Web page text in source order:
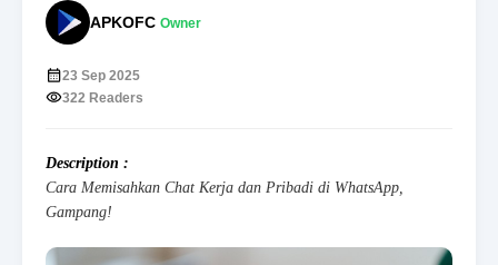
APKOFC Owner
23 Sep 2025
322 Readers
Description :
Cara Memisahkan Chat Kerja dan Pribadi di WhatsApp,
Gampang!